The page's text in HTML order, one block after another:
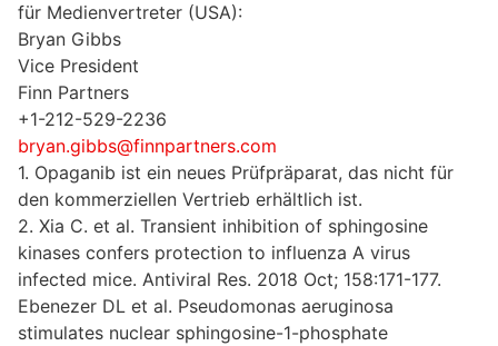
für Medienvertreter (USA):
Bryan Gibbs
Vice President
Finn Partners
+1-212-529-2236
bryan.gibbs@finnpartners.com
1. Opaganib ist ein neues Prüfpräparat, das nicht für
den kommerziellen Vertrieb erhältlich ist.
2. Xia C. et al. Transient inhibition of sphingosine
kinases confers protection to influenza A virus
infected mice. Antiviral Res. 2018 Oct; 158:171-177.
Ebenezer DL et al. Pseudomonas aeruginosa
stimulates nuclear sphingosine-1-phosphate